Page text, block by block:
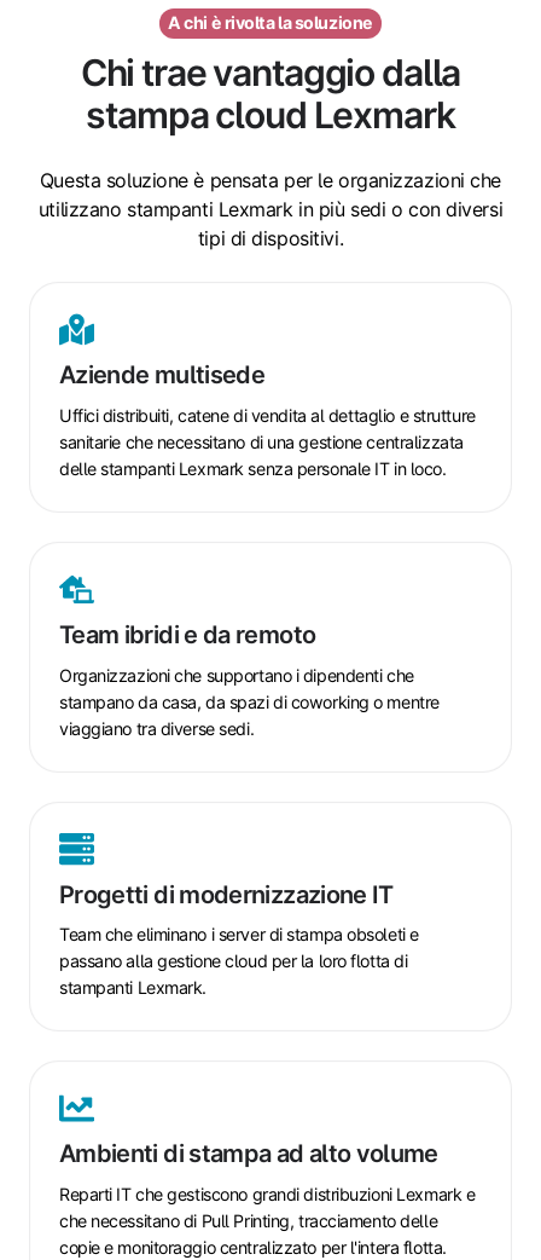
A chi è rivolta la soluzione
Chi trae vantaggio dalla
stampa cloud Lexmark
Questa soluzione è pensata per le organizzazioni che
utilizzano stampanti Lexmark in più sedi o con diversi
tipi di dispositivi.
Aziende multisede
Uffici distribuiti, catene di vendita al dettaglio e strutture
sanitarie che necessitano di una gestione centralizzata
delle stampanti Lexmark senza personale IT in loco.
multisede
Team ibridi e da remoto
Organizzazioni che supportano i dipendenti che
stampano da casa, da spazi di coworking o mentre
viaggiano tra diverse sedi.
ibridi
remoto
Progetti di modernizzazione IT
Team che eliminano i server di stampa obsoleti e
passano alla gestione cloud per la loro flotta di
stampanti Lexmark.
modernizzazione
Ambienti di stampa ad alto volume
Reparti IT che gestiscono grandi distribuzioni Lexmark e
che necessitano di Pull Printing, tracciamento delle
copie e monitoraggio centralizzato per l'intera flotta.
alto
volume